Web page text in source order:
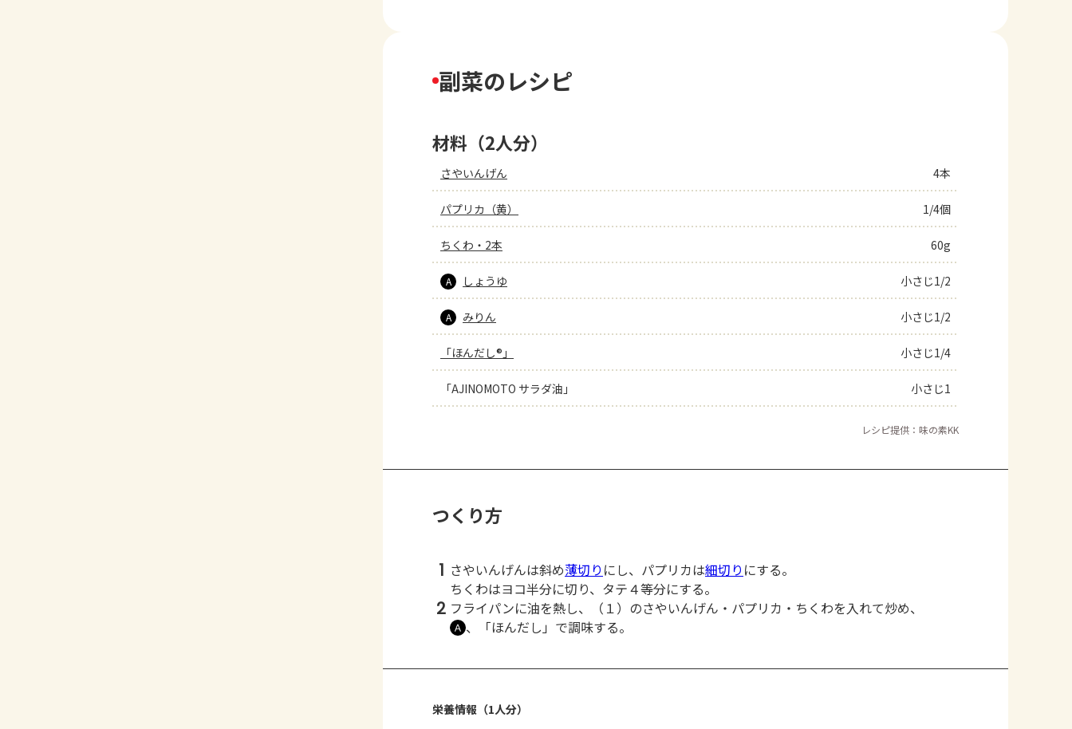
副菜のレシピ
材料（2人分）
さやいんげん 4本
パプリカ（黄） 1/4個
ちくわ・2本 60g
A しょうゆ 小さじ1/2
A みりん 小さじ1/2
「ほんだし®」 小さじ1/4
「AJINOMOTO サラダ油」 小さじ1
レシピ提供：味の素KK
つくり方
1 さやいんげんは斜め薄切り にし、パプリカは細切り にする。
ちくわはヨコ半分に切り、タテ４等分にする。
2 フライパンに油を熱し、（１）のさやいんげん・パプリカ・ちくわを入れて炒め、
Ａ 、「ほんだし」で調味する。
栄養情報（1人分）